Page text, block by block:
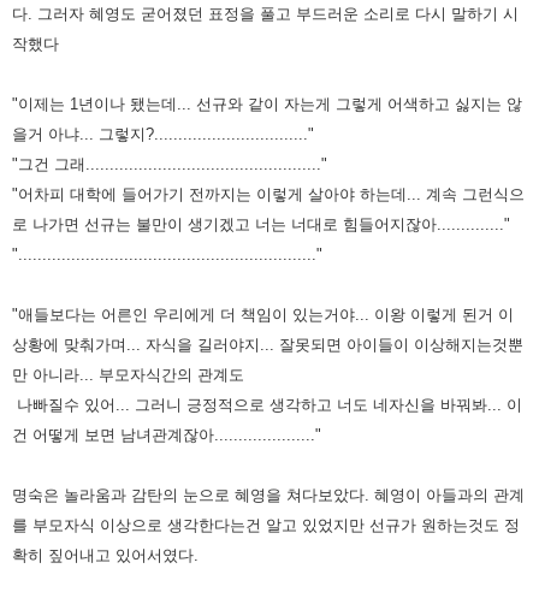
다. 그러자 혜영도 굳어졌던 표정을 풀고 부드러운 소리로 다시 말하기 시
작했다
"이제는 1년이나 됐는데... 선규와 같이 자는게 그렇게 어색하고 싫지는 않
을거 아냐... 그렇지?................................"
"그건 그래................................................."
"어차피 대학에 들어가기 전까지는 이렇게 살아야 하는데... 계속 그런식으
로 나가면 선규는 불만이 생기겠고 너는 너대로 힘들어지잖아.............."
".............................................................."
"애들보다는 어른인 우리에게 더 책임이 있는거야... 이왕 이렇게 된거 이
상황에 맞춰가며... 자식을 길러야지... 잘못되면 아이들이 이상해지는것뿐
만 아니라... 부모자식간의 관계도
나빠질수 있어... 그러니 긍정적으로 생각하고 너도 네자신을 바꿔봐... 이
건 어떻게 보면 남녀관계잖아....................."
명숙은 놀라움과 감탄의 눈으로 혜영을 쳐다보았다. 혜영이 아들과의 관계
를 부모자식 이상으로 생각한다는건 알고 있었지만 선규가 원하는것도 정
확히 짚어내고 있어서였다.